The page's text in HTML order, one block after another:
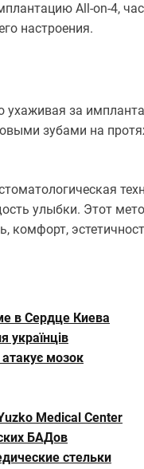
All-on-4,
настроения.
ухаживая за
зубами на
улыбки. Этот
комфорт,
в Сердце Киева
українців
мозок
Medical Center
БАДов
стельки